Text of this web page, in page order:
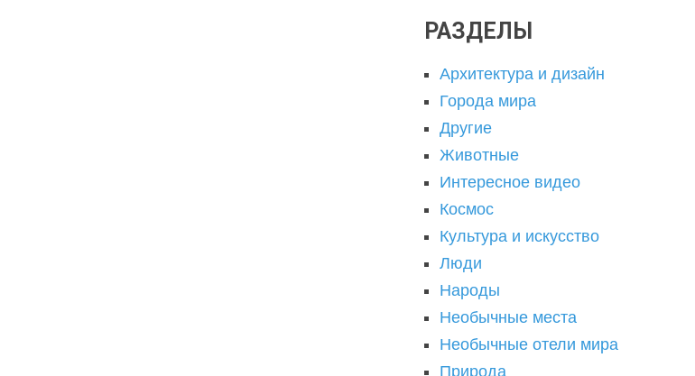
РАЗДЕЛЫ
Архитектура и дизайн
Города мира
Другие
Животные
Интересное видео
Космос
Культура и искусство
Люди
Народы
Необычные места
Необычные отели мира
Природа